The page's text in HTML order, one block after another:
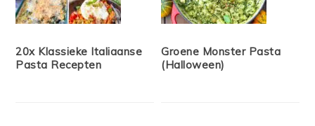
20x Klassieke Italiaanse
Pasta Recepten
Groene Monster Pasta
(Halloween)